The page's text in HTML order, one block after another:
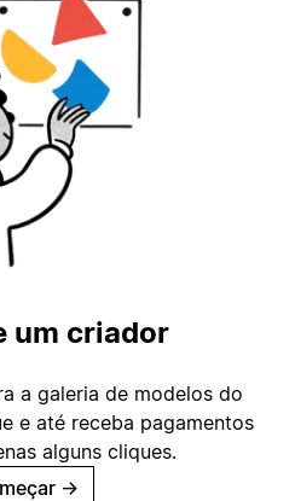
um criador
a galeria de modelos do
e até receba pagamentos
alguns cliques.
→